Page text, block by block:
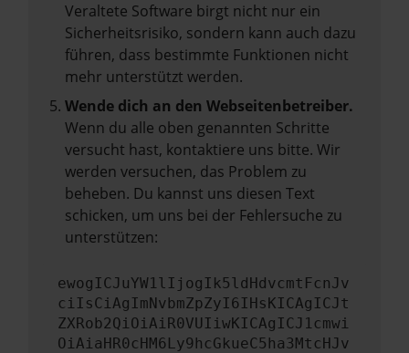
Veraltete Software birgt nicht nur ein
Sicherheitsrisiko, sondern kann auch dazu
führen, dass bestimmte Funktionen nicht
mehr unterstützt werden.
Wende dich an den Webseitenbetreiber.
Wenn du alle oben genannten Schritte
versucht hast, kontaktiere uns bitte. Wir
werden versuchen, das Problem zu
beheben. Du kannst uns diesen Text
schicken, um uns bei der Fehlersuche zu
unterstützen:
ewogICJuYW1lIjogIk5ldHdvcmtFcnJv
ciIsCiAgImNvbmZpZyI6IHsKICAgICJt
ZXRob2QiOiAiR0VUIiwKICAgICJ1cmwi
OiAiaHR0cHM6Ly9hcGkueC5ha3MtcHJv